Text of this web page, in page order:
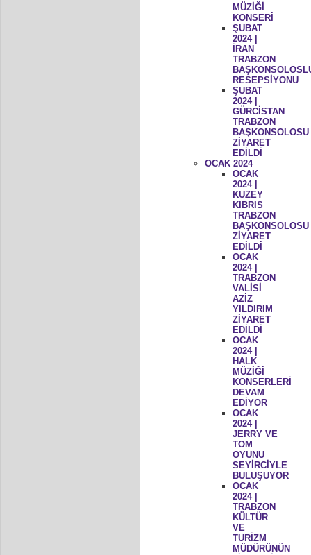
MÜZİĞİ
KONSERİ
ŞUBAT
2024 |
İRAN
TRABZON
RESEPSİYONU
ŞUBAT
2024 |
GÜRCİSTAN
TRABZON
BAŞKONSOLOSU
ZİYARET
EDİLDİ
OCAK 2024
OCAK
2024 |
KUZEY
KIBRIS
TRABZON
BAŞKONSOLOSU
ZİYARET
EDİLDİ
OCAK
2024 |
TRABZON
VALİSİ
AZİZ
YILDIRIM
ZİYARET
EDİLDİ
OCAK
2024 |
HALK
MÜZİĞİ
KONSERLERİ
DEVAM
EDİYOR
OCAK
2024 |
JERRY VE
TOM
OYUNU
SEYİRCİYLE
BULUŞUYOR
OCAK
2024 |
TRABZON
KÜLTÜR
VE
TURİZM
MÜDÜRÜNÜN